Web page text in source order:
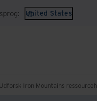
United States
Iron Mountains